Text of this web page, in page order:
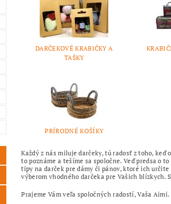
DARČEKOVÉ KRABIČKY A
TAŠKY
PRÍRODNÉ KOŠÍKY
Každý z nás miluje darčeky, tú radosť z toho,
to poznáme a tešíme sa spoločne. Veď predsa o
tipy na darček pre dámy či pánov, ktoré ich
výberom vhodného darčeka pre Vašich blízkych.
Prajeme Vám veľa spoločných radostí, Vaša Aimi.